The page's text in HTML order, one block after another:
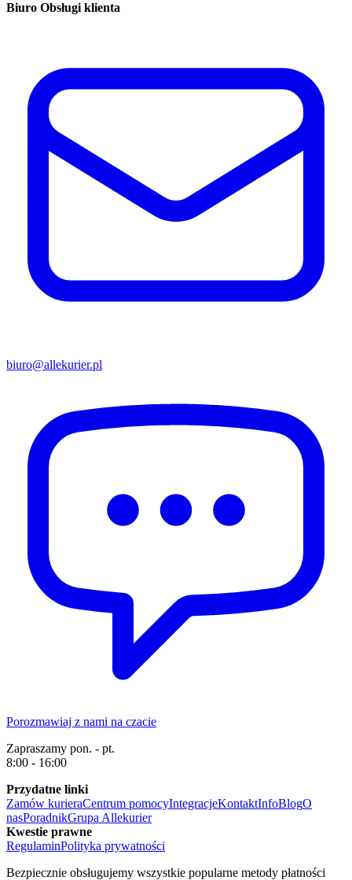
Biuro Obsługi klienta
biuro@allekurier.pl
Porozmawiaj z nami na czacie
Zapraszamy pon. - pt.
8:00 - 16:00
Przydatne linki
Zamów kurieraCentrum pomocyIntegracjeKontaktInfoBlogO
nasPoradnikGrupa Allekurier
Kwestie prawne
RegulaminPolityka prywatności
Bezpiecznie obsługujemy wszystkie popularne metody płatności